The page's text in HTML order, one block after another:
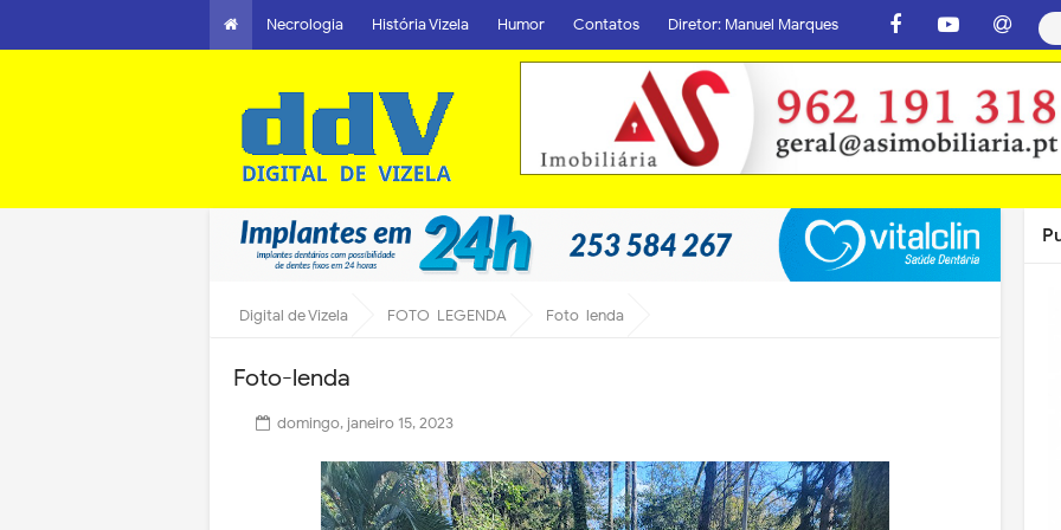
Necrologia História Vizela Humor Contatos Diretor: Manuel Marques
Digital de Vizela FOTO-LEGENDA Foto-lenda
Foto-lenda
domingo, janeiro 15, 2023